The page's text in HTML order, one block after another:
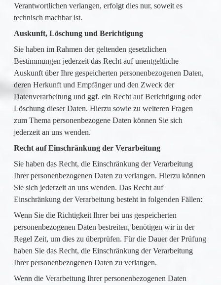
Verantwortlichen verlangen, erfolgt dies nur, soweit es
technisch machbar ist.
Auskunft, Löschung und Berichtigung
Sie haben im Rahmen der geltenden gesetzlichen
Bestimmungen jederzeit das Recht auf unentgeltliche
Auskunft über Ihre gespeicherten personenbezogenen Daten,
deren Herkunft und Empfänger und den Zweck der
Datenverarbeitung und ggf. ein Recht auf Berichtigung oder
Löschung dieser Daten. Hierzu sowie zu weiteren Fragen
zum Thema personenbezogene Daten können Sie sich
jederzeit an uns wenden.
Recht auf Einschränkung der Verarbeitung
Sie haben das Recht, die Einschränkung der Verarbeitung
Ihrer personenbezogenen Daten zu verlangen. Hierzu können
Sie sich jederzeit an uns wenden. Das Recht auf
Einschränkung der Verarbeitung besteht in folgenden Fällen:
Wenn Sie die Richtigkeit Ihrer bei uns gespeicherten
personenbezogenen Daten bestreiten, benötigen wir in der
Regel Zeit, um dies zu überprüfen. Für die Dauer der Prüfung
haben Sie das Recht, die Einschränkung der Verarbeitung
Ihrer personenbezogenen Daten zu verlangen.
Wenn die Verarbeitung Ihrer personenbezogenen Daten